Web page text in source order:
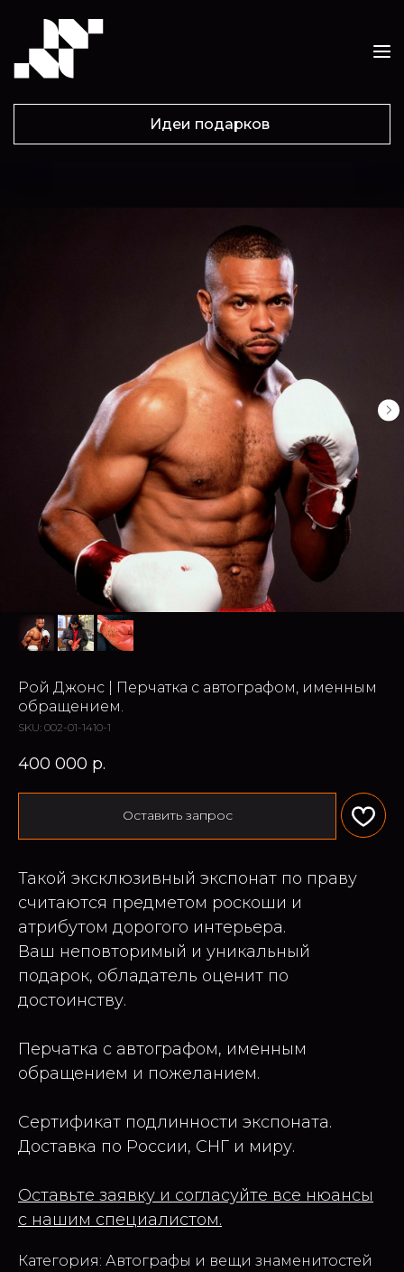
Идеи подарков
Рой Джонс | Перчатка с автографом, именным
обращением.
SKU: 002-01-1410-1
400 000 р.
Оставить запрос
Такой эксклюзивный экспонат по праву
считаются предметом роскоши и
атрибутом дорогого интерьера.
Ваш неповторимый и уникальный
подарок, обладатель оценит по
достоинству.
Перчатка с автографом, именным
обращением и пожеланием.
Сертификат подлинности экспоната.
Доставка по России, СНГ и миру.
Оставьте заявку и согласуйте все нюансы
с нашим специалистом.
Категория: Автографы и вещи знаменитостей